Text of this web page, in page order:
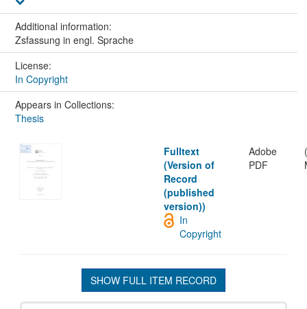
Additional information:
Zsfassung in engl. Sprache
License:
In Copyright
Appears in Collections:
Thesis
Fulltext
(Version of
Record
(published
version))
Adobe
PDF
In
Copyright
SHOW FULL ITEM RECORD